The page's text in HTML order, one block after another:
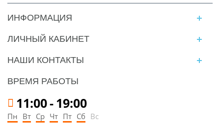
ИНФОРМАЦИЯ
ЛИЧНЫЙ КАБИНЕТ
НАШИ КОНТАКТЫ
ВРЕМЯ РАБОТЫ
11:00-19:00
Пн Вт Ср Чт Пт Сб Вс